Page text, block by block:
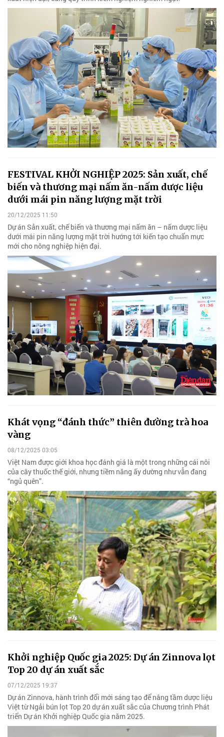
FESTIVAL KHỞI NGHIỆP 2025: Sản xuất, chế
biến và thương mại nấm ăn-nấm dược liệu
dưới mái pin năng lượng mặt trời
20/12/2025 11:50
Dự án Sản xuất, chế biến và thương mại nấm ăn – nấm dược liệu
dưới mái pin năng lượng mặt trời hướng tới kiến tạo chuẩn mực
mới cho nông nghiệp hiện đại.
Khát vọng “đánh thức” thiên đường trà hoa
vàng
08/12/2025 03:05
Việt Nam được giới khoa học đánh giá là một trong những cái nôi
của cây thuốc thế giới, nhưng tiềm năng ấy dường như vẫn đang
“ngủ quên”.
Khởi nghiệp Quốc gia 2025: Dự án Zinnova lọt
Top 20 dự án xuất sắc
07/12/2025 19:37
Dự án Zinnova, hành trình đổi mới sáng tạo để nâng tầm dược liệu
Việt từ Ngải bún lọt Top 20 dự án xuất sắc của Chương trình Phát
triển Dự án Khởi nghiệp Quốc gia năm 2025.